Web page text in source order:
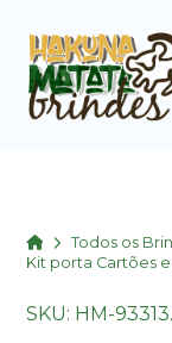
HomeTodos os
Kit porta Cartões
SKU: HM-